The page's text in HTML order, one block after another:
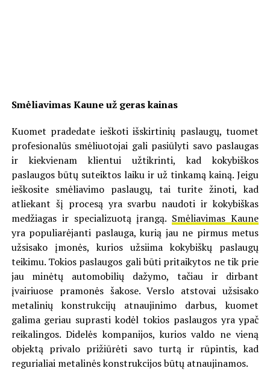
Smėliavimas Kaune už geras kainas
Kuomet pradedate ieškoti išskirtinių paslaugų, tuomet
profesionalūs smėliuotojai gali pasiūlyti savo paslaugas
ir kiekvienam klientui užtikrinti, kad kokybiškos
paslaugos būtų suteiktos laiku ir už tinkamą kainą. Jeigu
ieškosite smėliavimo paslaugų, tai turite žinoti, kad
atliekant šį procesą yra svarbu naudoti ir kokybiškas
medžiagas ir specializuotą įrangą. Smėliavimas Kaune
yra populiarėjanti paslauga, kurią jau ne pirmus metus
užsisako įmonės, kurios užsiima kokybiškų paslaugų
teikimu. Tokios paslaugos gali būti pritaikytos ne tik prie
jau minėtų automobilių dažymo, tačiau ir dirbant
įvairiuose pramonės šakose. Verslo atstovai užsisako
metalinių konstrukcijų atnaujinimo darbus, kuomet
galima geriau suprasti kodėl tokios paslaugos yra ypač
reikalingos. Didelės kompanijos, kurios valdo ne vieną
objektą privalo prižiūrėti savo turtą ir rūpintis, kad
regurialiai metalinės konstrukcijos būtų atnaujinamos.